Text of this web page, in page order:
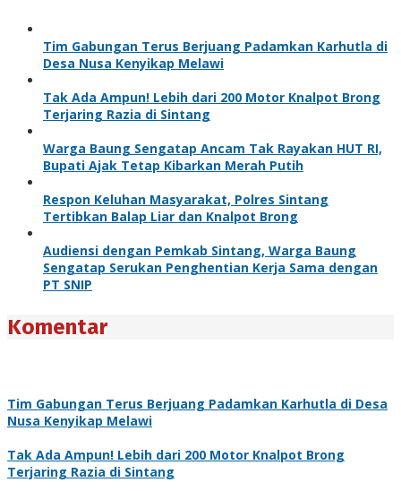
Tim Gabungan Terus Berjuang Padamkan Karhutla di
Desa Nusa Kenyikap Melawi
Tak Ada Ampun! Lebih dari 200 Motor Knalpot Brong
Terjaring Razia di Sintang
Warga Baung Sengatap Ancam Tak Rayakan HUT RI,
Bupati Ajak Tetap Kibarkan Merah Putih
Respon Keluhan Masyarakat, Polres Sintang
Tertibkan Balap Liar dan Knalpot Brong
Audiensi dengan Pemkab Sintang, Warga Baung
Sengatap Serukan Penghentian Kerja Sama dengan
PT SNIP
Komentar
Tim Gabungan Terus Berjuang Padamkan Karhutla di Desa
Nusa Kenyikap Melawi
Tak Ada Ampun! Lebih dari 200 Motor Knalpot Brong
Terjaring Razia di Sintang